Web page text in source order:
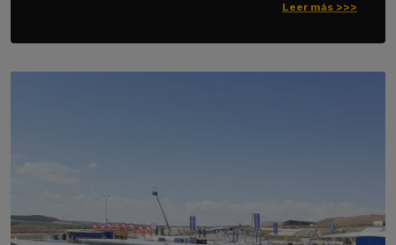
Leer más >>>